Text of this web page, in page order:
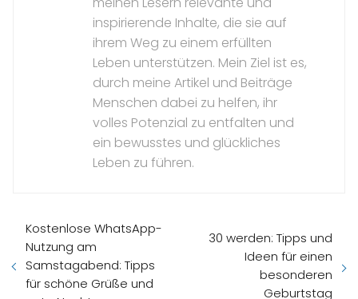
inspirierende Inhalte, die sie auf
ihrem Weg zu einem erfüllten
Leben unterstützen. Mein Ziel ist es,
durch meine Artikel und Beiträge
Menschen dabei zu helfen, ihr
volles Potenzial zu entfalten und
ein bewusstes und glückliches
Leben zu führen.
Kostenlose WhatsApp-
Nutzung am
Samstagabend: Tipps
für schöne Grüße und
30 werden: Tipps und
Ideen für einen
besonderen
Geburtstag